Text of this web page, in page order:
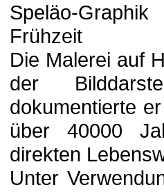
Speläo-
Frühzeit
Die Malerei auf
der
dokumentierte
über 40000
direkten
Unter